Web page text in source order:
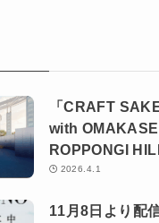
「CRAFT
with
ROPPONGI
2026.4.1
11月8日より配